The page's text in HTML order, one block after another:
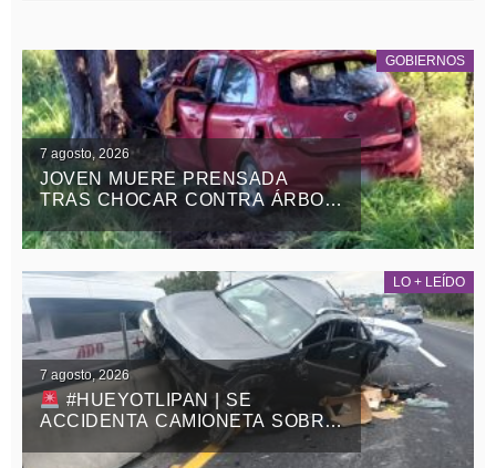
GOBIERNOS
7 agosto, 2026
JOVEN MUERE PRENSADA
TRAS CHOCAR CONTRA ÁRBOL
EN LA APIZACO-TLAXCO, EN
ATLANGATEPEC
LO + LEÍDO
7 agosto, 2026
#HUEYOTLIPAN | SE
ACCIDENTA CAMIONETA SOBRE
LA MÉXICO-VERACRUZ